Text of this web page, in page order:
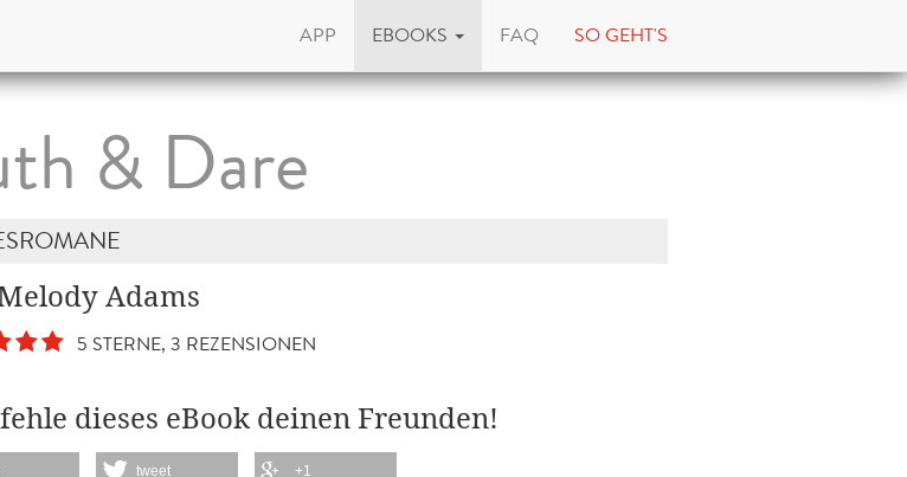
APP EBOOKS FAQ SO GEHT'S
& Dare
Adams
5 STERNE, 3 REZENSIONEN
dieses eBook deinen Freunden!
tweet +1